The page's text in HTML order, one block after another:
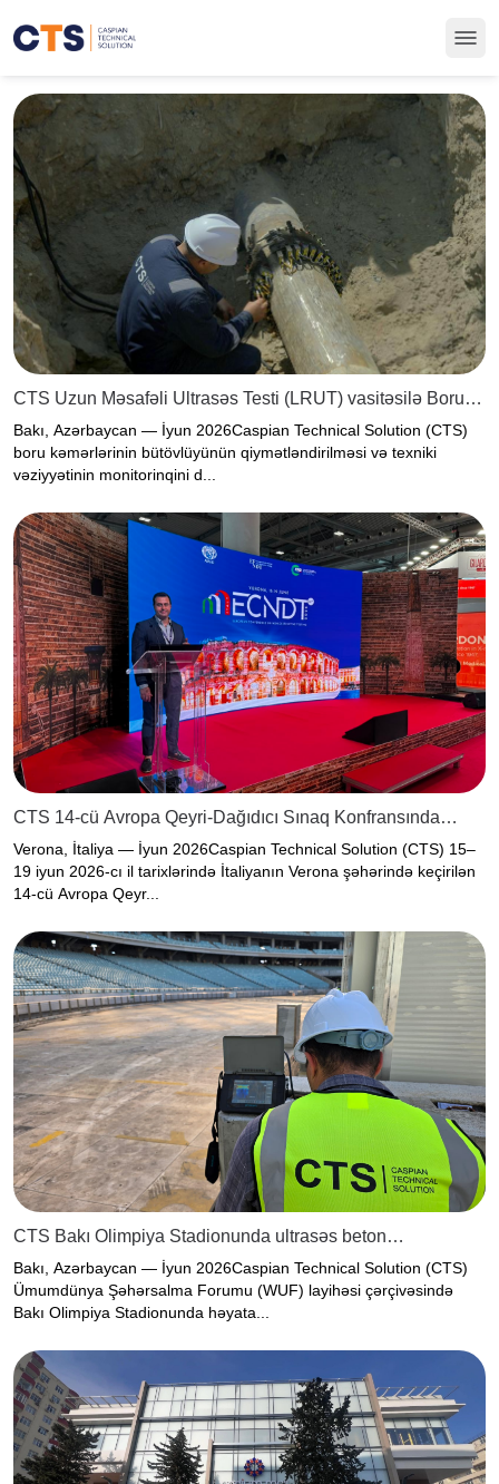
CTS Uzun Məsafəli Ultrasəs Testi (LRUT) vasitəsilə Boru
Kəmərinin Uğurlu Yoxlanış Layihəsini Tamamladı
Bakı, Azərbaycan — İyun 2026Caspian Technical Solution (CTS)
boru kəmərlərinin bütövlüyünün qiymətləndirilməsi və texniki
vəziyyətinin monitorinqini d...
CTS 14-cü Avropa Qeyri-Dağıdıcı Sınaq Konfransında
(ECNDT 2026) iştirak edir
Verona, İtaliya — İyun 2026Caspian Technical Solution (CTS) 15–
19 iyun 2026-cı il tarixlərində İtaliyanın Verona şəhərində keçirilən
14-cü Avropa Qeyr...
CTS Bakı Olimpiya Stadionunda ultrasəs beton
inspeksiyası layihəsini uğurla başa çatdırdı
Bakı, Azərbaycan — İyun 2026Caspian Technical Solution (CTS)
Ümumdünya Şəhərsalma Forumu (WUF) layihəsi çərçivəsində
Bakı Olimpiya Stadionunda həyata...